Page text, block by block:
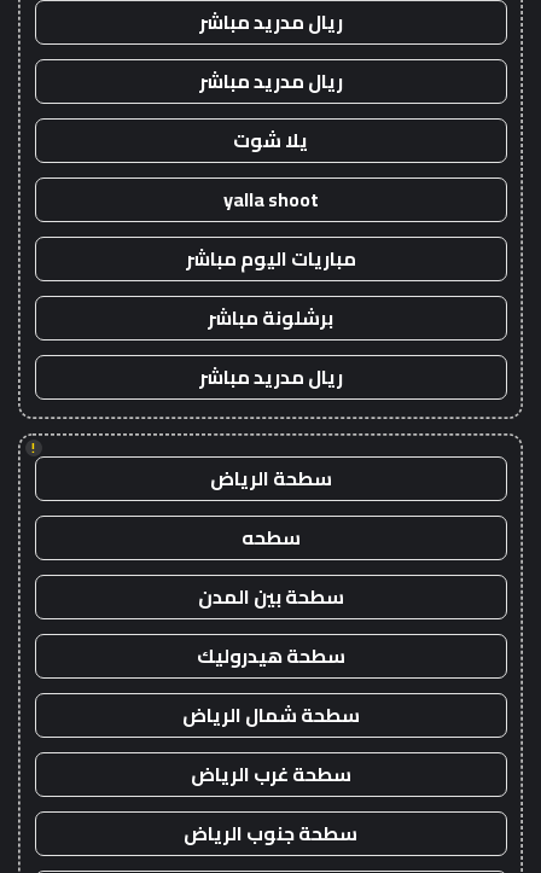
ريال مدريد مباشر
ريال مدريد مباشر
يلا شوت
yalla shoot
مباريات اليوم مباشر
برشلونة مباشر
ريال مدريد مباشر
!
سطحة الرياض
سطحه
سطحة بين المدن
سطحة هيدروليك
سطحة شمال الرياض
سطحة غرب الرياض
سطحة جنوب الرياض